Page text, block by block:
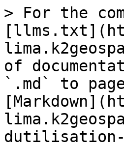
> For the
of
`.md` to
dutilisation-